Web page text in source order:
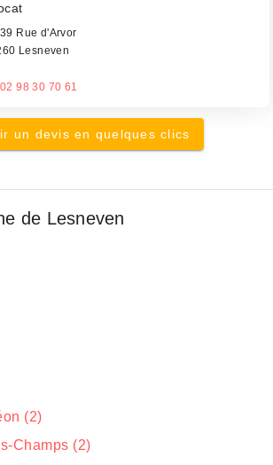
39 Rue d'Arvor
Lesneven
02 98 30 70 61
un devis en quelques clics
de Lesneven
(2)
Champs (2)